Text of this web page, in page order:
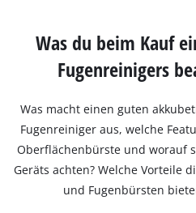
Was du beim Kauf
Fugenreinigers
Was macht einen guten
Fugenreiniger aus, welche
Oberflächenbürste und worauf
Geräts achten? Welche Vorteile
und Fugenbürsten